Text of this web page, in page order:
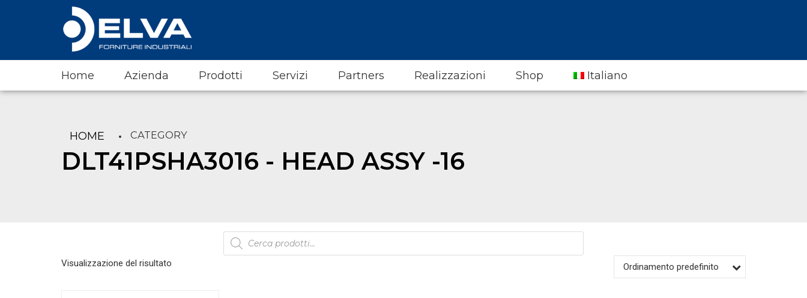
Home Azienda Prodotti Servizi Partners Realizzazioni Shop Italiano
HOME CATEGORY
DLT41PSHA3016 - HEAD ASSY -16
Products
search
Visualizzazione del risultato Ordinamento predefinito